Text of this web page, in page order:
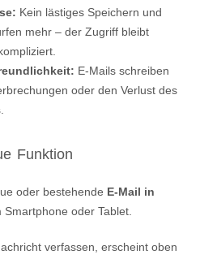
Kein lästiges Speichern und
mehr – der Zugriff bleibt
E-Mails schreiben
oder den Verlust des
Funktion
oder bestehende E-Mail in
Smartphone oder Tablet.
verfassen, erscheint oben